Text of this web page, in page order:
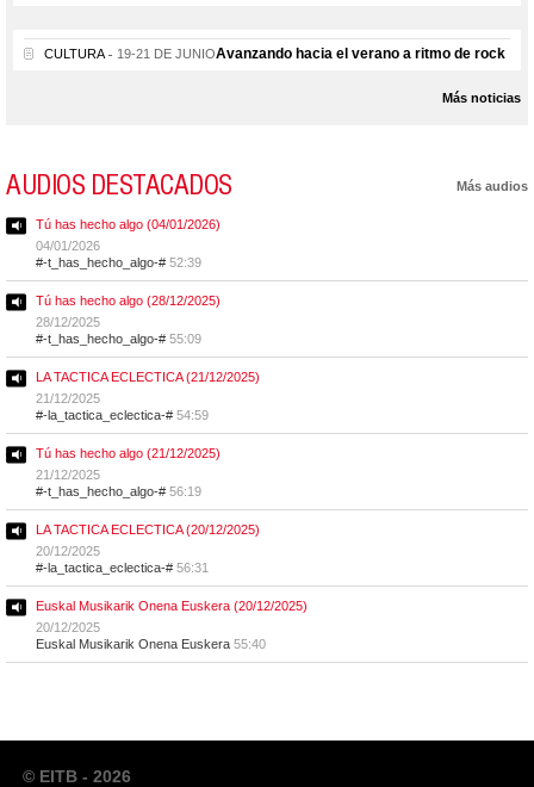
CULTURA 19-21 DE JUNIOAvanzando hacia el verano a ritmo de rock
Más noticias
AUDIOS DESTACADOS Más audios
Tú has hecho algo (04/01/2026)
04/01/2026
#-t_has_hecho_algo-# 52:39
Tú has hecho algo (28/12/2025)
28/12/2025
#-t_has_hecho_algo-# 55:09
LA TACTICA ECLECTICA (21/12/2025)
21/12/2025
#-la_tactica_eclectica-# 54:59
Tú has hecho algo (21/12/2025)
21/12/2025
#-t_has_hecho_algo-# 56:19
LA TACTICA ECLECTICA (20/12/2025)
20/12/2025
#-la_tactica_eclectica-# 56:31
Euskal Musikarik Onena Euskera (20/12/2025)
20/12/2025
Euskal Musikarik Onena Euskera 55:40
© EITB - 2026